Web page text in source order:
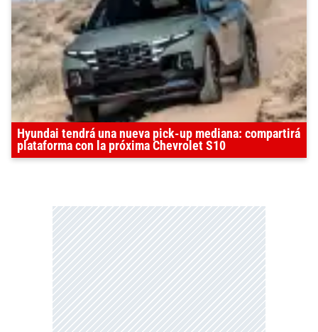
Hyundai tendrá una nueva pick-up mediana: compartirá
plataforma con la próxima Chevrolet S10